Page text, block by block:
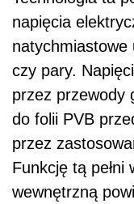
napięcia
natychmiastowe
czy pary.
przez przewody
do folii PVB
przez
Funkcję tą pełni
wewnętrzną